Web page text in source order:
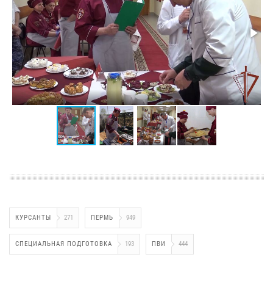
КУРСАНТЫ 271 ПЕРМЬ 949
СПЕЦИАЛЬНАЯ ПОДГОТОВКА 193 ПВИ 444